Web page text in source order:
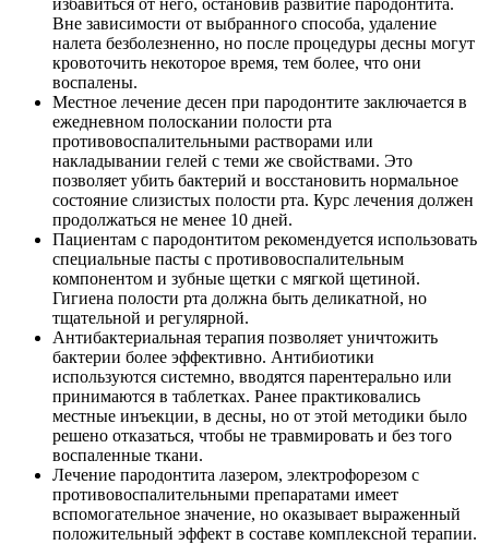
избавиться от него, остановив развитие пародонтита.
Вне зависимости от выбранного способа, удаление
налета безболезненно, но после процедуры десны могут
кровоточить некоторое время, тем более, что они
воспалены.
Местное лечение десен при пародонтите заключается в
ежедневном полоскании полости рта
противовоспалительными растворами или
накладывании гелей с теми же свойствами. Это
позволяет убить бактерий и восстановить нормальное
состояние слизистых полости рта. Курс лечения должен
продолжаться не менее 10 дней.
Пациентам с пародонтитом рекомендуется использовать
специальные пасты с противовоспалительным
компонентом и зубные щетки с мягкой щетиной.
Гигиена полости рта должна быть деликатной, но
тщательной и регулярной.
Антибактериальная терапия позволяет уничтожить
бактерии более эффективно. Антибиотики
используются системно, вводятся парентерально или
принимаются в таблетках. Ранее практиковались
местные инъекции, в десны, но от этой методики было
решено отказаться, чтобы не травмировать и без того
воспаленные ткани.
Лечение пародонтита лазером, электрофорезом с
противовоспалительными препаратами имеет
вспомогательное значение, но оказывает выраженный
положительный эффект в составе комплексной терапии.